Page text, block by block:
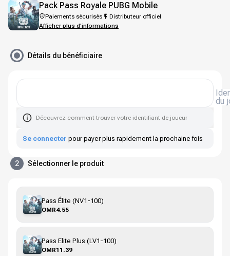
Les meilleures offres pour vos meilleurs jeux
Noté 4,45 sur Google Play et l'App Store
Pack Pass Royale PUBG Mobile
Paiements sécurisés
Distributeur officiel
Afficher plus d'informations
Détails du bénéficiaire
du
Découvrez comment trouver votre identifiant de joueur
Se connecter pour payer plus rapidement la prochaine fois
2 Sélectionner le produit
Pass Élite (NV1-100)
OMR4.55
Pass Elite Plus (LV1-100)
OMR11.39